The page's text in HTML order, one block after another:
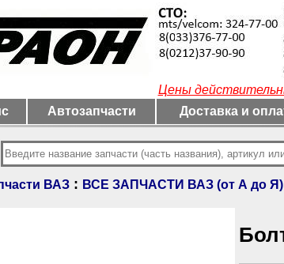
Цены
Автозапчасти Доставка и
ВАЗ : ВСЕ ЗАПЧАСТИ ВАЗ (от А до Я)